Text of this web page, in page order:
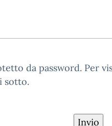
da password. Per
sotto.